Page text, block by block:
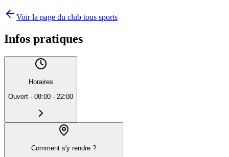
Voir la page du club tous sports
Infos pratiques
Horaires
Ouvert · 08:00 - 22:00
Comment s'y rendre ?